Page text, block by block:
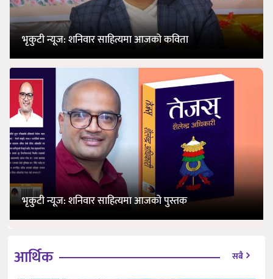
भृकुटी न्यूज: शनिवार साहित्यमा आजको कविता
भृकुटी न्यूज: शनिवार साहित्यमा आजको पुस्तक
आर्थिक सबै